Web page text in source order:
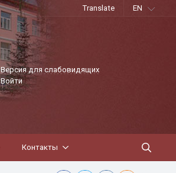
Translate EN
Версия для слабовидящих
Войти
Контакты